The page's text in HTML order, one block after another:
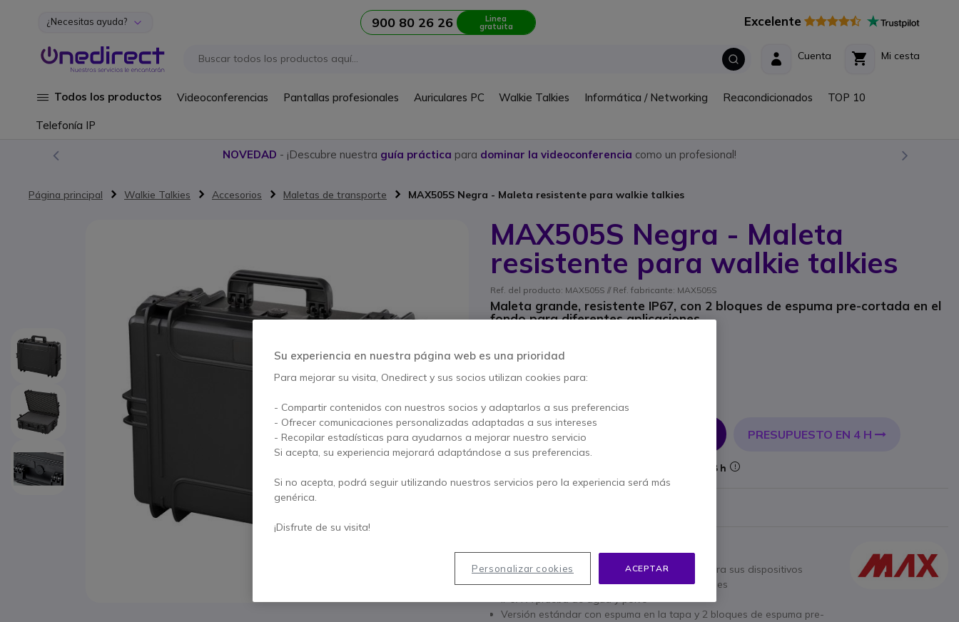
Ir al contenido
¿Necesitas ayuda? 900 80 26 26 Linea
gratuita Excelente
Mi cesta
Cuenta
Todos los productos Videoconferencias Pantallas profesionales Auriculares PC Walkie Talkies Informática / Networking Reacondicionados TOP 10
Telefonía IP
NOVEDAD - ¡Descubre nuestra guía práctica para dominar la videoconferencia como un profesional!
Página principal Walkie Talkies Accesorios Maletas de transporte MAX505S Negra - Maleta resistente para walkie talkies
MAX505S Negra - Maleta
resistente para walkie talkies
Ref. del producto: MAX505S // Ref. fabricante: MAX505S
Maleta grande, resistente IP67, con 2 bloques de espuma pre-cortada en el
fondo para diferentes aplicaciones
AHORRA 8,00 €
139,65 €
Cantidad
PRESUPUESTO EN 4 H
24/48 h
Maleta negra para transportar de forma segura sus dispositivos
Diferentes aplicaciones, ideal para walkie talkies
IP67: A prueba de agua y polvo
Versión estándar con espuma en la tapa y 2 bloques de espuma pre-
Su experiencia en nuestra página web es una prioridad
Para mejorar su visita, Onedirect y sus socios utilizan cookies para:
- Compartir contenidos con nuestros socios y adaptarlos a sus preferencias
- Ofrecer comunicaciones personalizadas adaptadas a sus intereses
- Recopilar estadísticas para ayudarnos a mejorar nuestro servicio
Si acepta, su experiencia mejorará adaptándose a sus preferencias.
Si no acepta, podrá seguir utilizando nuestros servicios pero la experiencia será más
genérica.
¡Disfrute de su visita!
ACEPTAR
Personalizar cookies